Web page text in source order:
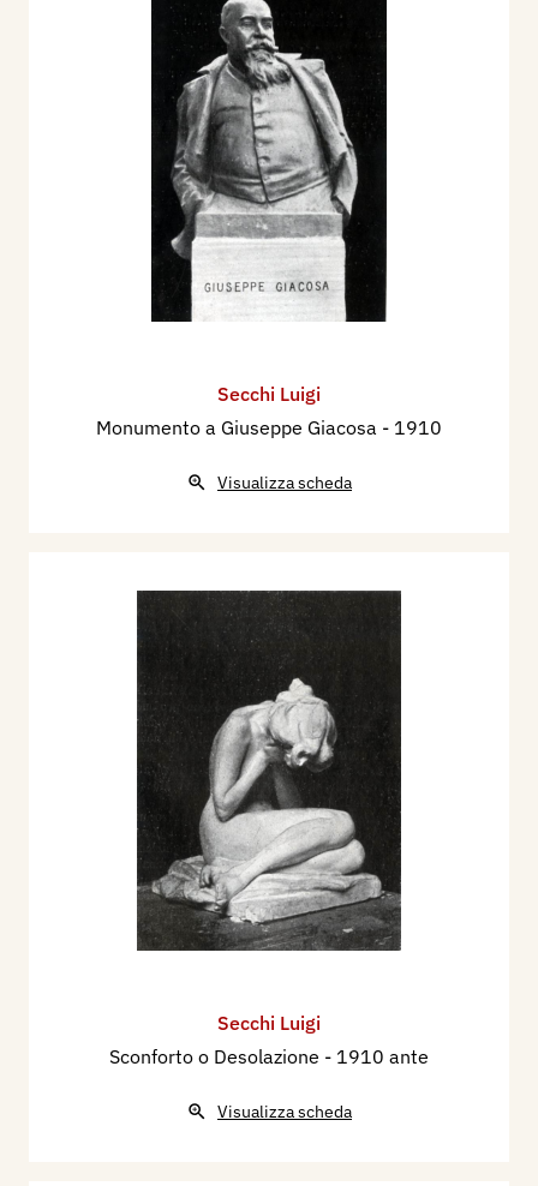
Secchi Luigi
Monumento a Giuseppe Giacosa - 1910
Visualizza scheda
Secchi Luigi
Sconforto o Desolazione - 1910 ante
Visualizza scheda